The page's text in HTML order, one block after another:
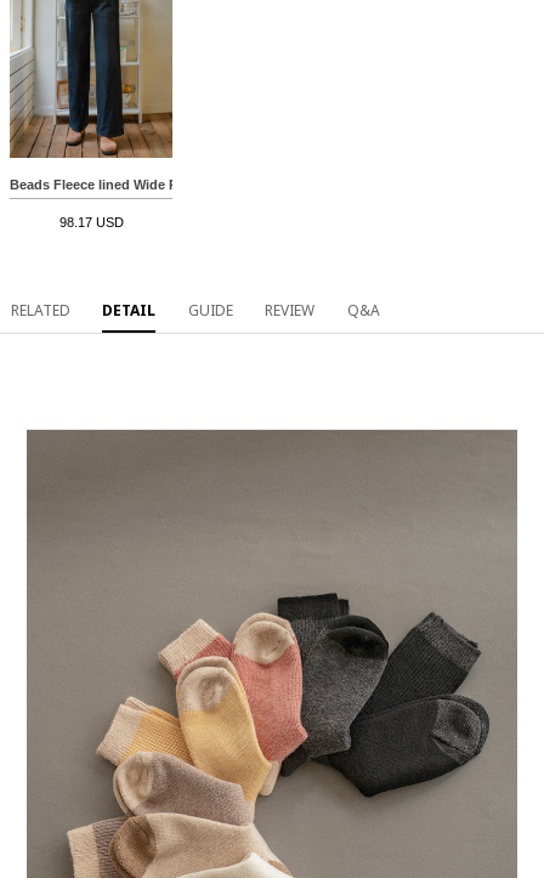
Beads Fleece lined Wide Pants
98.17 USD
RELATED DETAIL GUIDE REVIEW Q&A